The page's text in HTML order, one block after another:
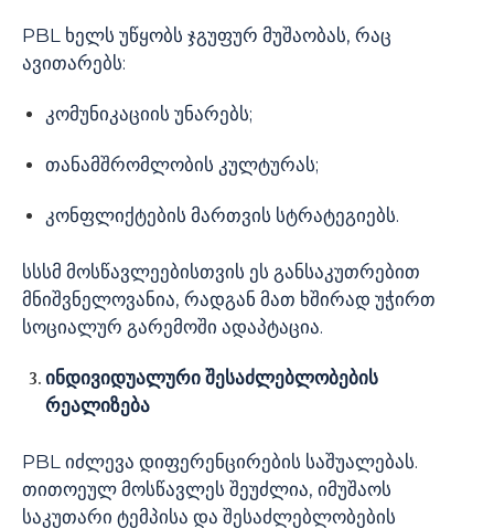
PBL ხელს უწყობს ჯგუფურ მუშაობას, რაც
ავითარებს:
კომუნიკაციის უნარებს;
თანამშრომლობის კულტურას;
კონფლიქტების მართვის სტრატეგიებს.
სსსმ მოსწავლეებისთვის ეს განსაკუთრებით
მნიშვნელოვანია, რადგან მათ ხშირად უჭირთ
სოციალურ გარემოში ადაპტაცია.
ინდივიდუალური შესაძლებლობების
რეალიზება
PBL იძლევა დიფერენცირების საშუალებას.
თითოეულ მოსწავლეს შეუძლია, იმუშაოს
საკუთარი ტემპისა და შესაძლებლობების